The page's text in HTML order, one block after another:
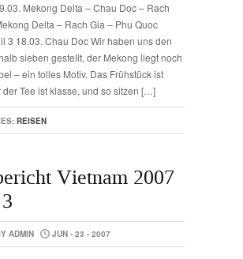
Mekong Delta – Chau Doc – Rach
Delta – Rach Gia – Phu Quoc
3 18.03. Chau Doc Wir haben uns den
sieben gestellt, der Mekong liegt noch
– ein tolles Motiv. Das Frühstück ist
der Tee ist klasse, und so sitzen […]
REISEN
Vietnam 2007
ADMIN JUN - 23 - 2007